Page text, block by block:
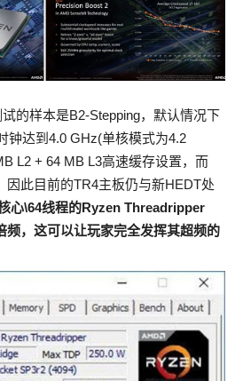
的样本是B2-Stepping，默认情况下
钟达到4.0 GHz(单核模式为4.2
L2 + 64 MB L3高速缓存设置，而
因此目前的TR4主板仍与新HEDT处
心\64线程的Ryzen Threadripper
频，这可以让玩家完全发挥其超频的